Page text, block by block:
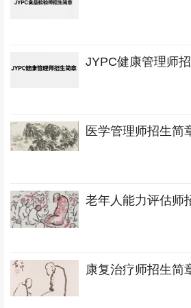
JYPC健康管理师
医学管理师招生简
老年人能力评估师
康复治疗师招生简